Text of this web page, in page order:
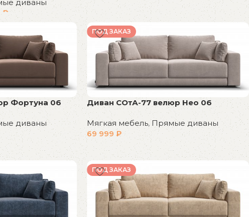
диваны
₽ В корзину
Фортуна 06
диваны
ПОД ЗАКАЗ
Диван СОтА-77 велюр Нео 06
Мягкая мебель, Прямые диваны
69 999₽
В корзину
ПОД ЗАКАЗ